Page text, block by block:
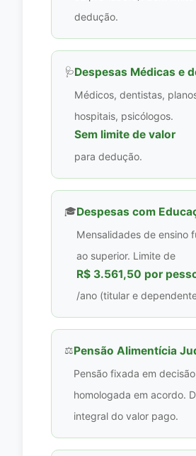
dedução.
🩺Despesas Médicas e
Médicos, dentistas,
hospitais, psicólogos.
Sem limite de valor
para dedução.
🎓Despesas com
Mensalidades de ensino
ao superior. Limite de
R$ 3.561,50 por
/ano (titular e
⚖️Pensão Alimentícia
Pensão fixada em
homologada em acordo.
integral do valor pago.